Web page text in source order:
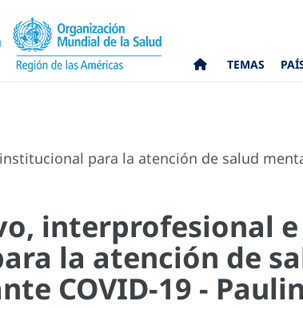
TEMAS
para la atención de salud
interprofesional e
la atención de
COVID-19 -